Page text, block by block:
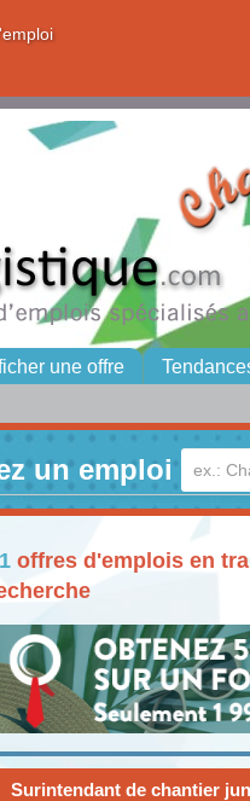
une offre
un emploi
offres d'emplois en
Surintendant de chantier